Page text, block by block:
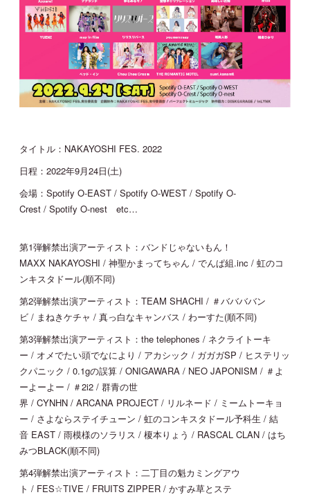
タイトル：NAKAYOSHI FES. 2022
日程：2022年9月24日(土)
会場：Spotify O-EAST / Spotify O-WEST / Spotify O-
Crest / Spotify O-nest etc…
第1弾解禁出演アーティスト：バンドじゃないもん！
MAXX NAKAYOSHI / 神聖かまってちゃん / でんぱ組.inc / 虹のコ
ンキスタドール(順不同)
第2弾解禁出演アーティスト：TEAM SHACHI / ＃ババババン
ビ / まねきケチャ / 真っ白なキャンバス / わーすた(順不同)
第3弾解禁出演アーティスト：the telephones / ネクライトーキ
ー / オメでたい頭でなにより / アカシック / ガガガSP / ヒステリッ
クパニック / 0.1gの誤算 / ONIGAWARA / NEO JAPONISM / ＃よ
ーよーよー / ＃2i2 / 群青の世
界 / CYNHN / ARCANA PROJECT / リルネード / ミームトーキョ
ー / さよならステイチューン / 虹のコンキスタドール予科生 / 結
音 EAST / 雨模様のソラリス / 榎本りょう / RASCAL CLAN / はち
みつBLACK(順不同)
第4弾解禁出演アーティスト：二丁目の魁カミングアウ
ト / FES☆TIVE / FRUITS ZIPPER / かすみ草とステ